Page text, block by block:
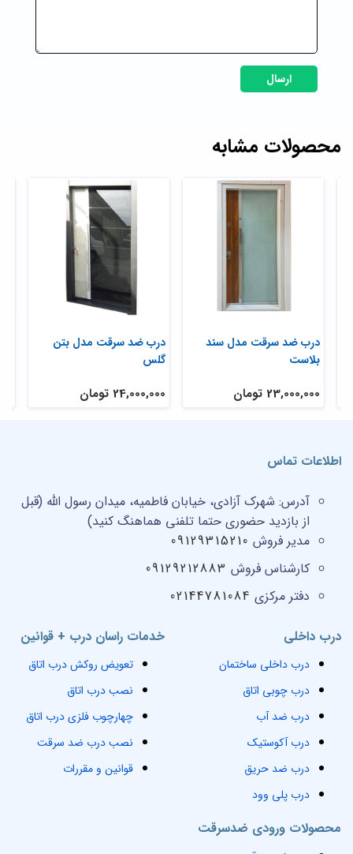
ارسال
محصولات مشابه
درب ضد سرقت مدل بتن
گلس
24,000,000 تومان
درب ضد سرقت مدل سند
بلاست
23,000,000 تومان
خدمات راسان درب + قوانین
تعویض روکش درب اتاق
نصب درب اتاق
چهارچوب فلزی درب اتاق
نصب درب ضد سرقت
قوانین و مقررات
محصولات ورودی ضدسرقت
درب داخلی
درب داخلی ساختمان
درب چوبی اتاق
درب ضد آب
درب آکوستیک
درب ضد حریق
درب پلی وود
اطلاعات تماس
آدرس: شهرک آزادی، خیابان فاطمیه، میدان رسول الله (قبل
از بازدید حضوری حتما تلفنی هماهنگ کنید)
مدیر فروش 09129315210
کارشناس فروش 09129212883
دفتر مرکزی 02144781084